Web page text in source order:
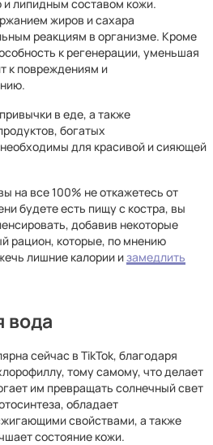
и липидным составом кожи.
жиров и сахара
реакциям в организме. Кроме
к регенерации, уменьшая
к повреждениям и
в еде, а также
богатых
для красивой и сияющей
на все 100% не откажетесь от
будете есть пищу с костра, вы
добавив некоторые
рацион, которые, по мнению
лишние калории изамедлить
вода
сейчас в TikTok, благодаря
тому самому, что делает
им превращать солнечный свет
обладает
свойствами, а также
состояние кожи.